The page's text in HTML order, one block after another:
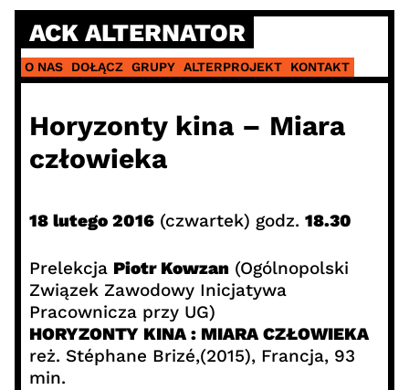
Skip
content
ACK ALTERNATOR
O NAS DOŁĄCZ GRUPY ALTERPROJEKT KONTAKT
Horyzonty kina – Miara
człowieka
18 lutego 2016(czwartek) godz. 18.30
Prelekcja Piotr Kowzan (Ogólnopolski
Związek Zawodowy Inicjatywa
Pracownicza przy UG)
HORYZONTY KINA : MIARA CZŁOWIEKA
reż. Stéphane Brizé,(2015), Francja, 93
min.